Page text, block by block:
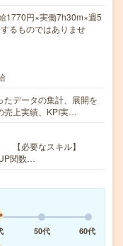
円×実働7h30m×週5
るものではありませ
データの集計、展開を
売上実績、KPI実…
【必要なスキル】
関数…
50代
60代